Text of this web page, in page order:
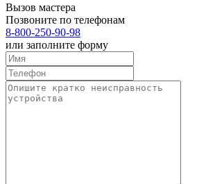
Вызов мастера
Позвоните по телефонам
8-800-250-90-98
или заполните форму